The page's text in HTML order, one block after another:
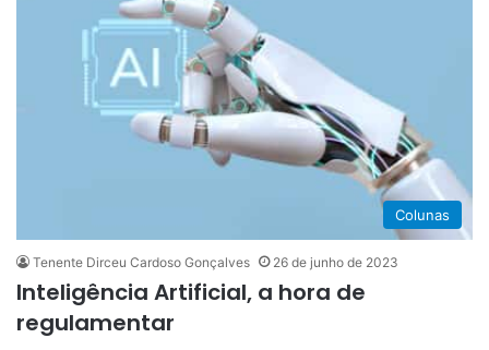
Colunas
Tenente Dirceu Cardoso Gonçalves 26 de junho de 2023
Inteligência Artificial, a hora de
regulamentar